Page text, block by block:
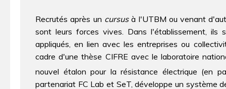
Recrutés après un cursusà l'UTBM ou venant
sont leurs forces vives. Dans l'établissement,
appliqués, en lien avec les entreprises ou
cadre d'une thèse CIFRE avec le laboratoire
nouvel étalon pour la résistance électrique (en
partenariat FC Lab et SeT, développe un système